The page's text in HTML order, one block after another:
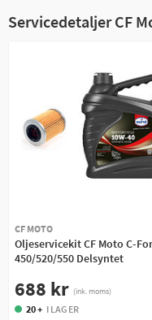
Servicedetaljer CF
CF MOTO
Oljeservicekit CF Moto C-
450/520/550 Delsyntet
688 kr (ink. moms)
20 + I LAGER